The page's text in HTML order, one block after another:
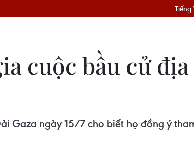
Tiếng
cuộc bầu cử
Gaza ngày 15/7 cho biết họ đồng ý